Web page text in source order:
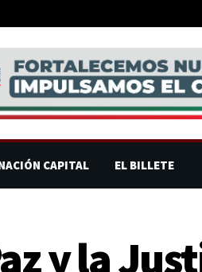
CAPITAL EL BILLETE
y la